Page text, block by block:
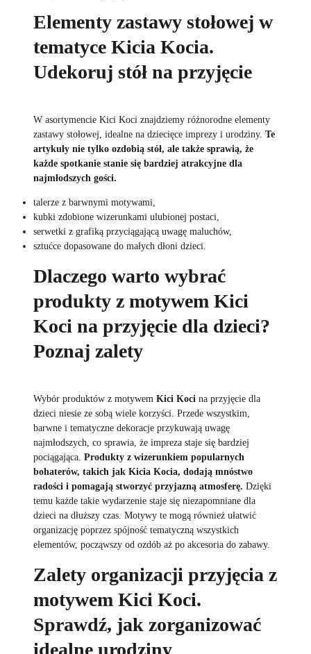
Elementy zastawy stołowej w
tematyce Kicia Kocia.
Udekoruj stół na przyjęcie
W asortymencie Kici Koci znajdziemy różnorodne elementy
zastawy stołowej, idealne na dziecięce imprezy i urodziny. Te
artykuły nie tylko ozdobią stół, ale także sprawią, że
każde spotkanie stanie się bardziej atrakcyjne dla
najmłodszych gości.
talerze z barwnymi motywami,
kubki zdobione wizerunkami ulubionej postaci,
serwetki z grafiką przyciągającą uwagę maluchów,
sztućce dopasowane do małych dłoni dzieci.
Dlaczego warto wybrać
produkty z motywem Kici
Koci na przyjęcie dla dzieci?
Poznaj zalety
Wybór produktów z motywem Kici Koci na przyjęcie dla
dzieci niesie ze sobą wiele korzyści. Przede wszystkim,
barwne i tematyczne dekoracje przykuwają uwagę
najmłodszych, co sprawia, że impreza staje się bardziej
pociągająca. Produkty z wizerunkiem popularnych
bohaterów, takich jak Kicia Kocia, dodają mnóstwo
radości i pomagają stworzyć przyjazną atmosferę. Dzięki
temu każde takie wydarzenie staje się niezapomniane dla
dzieci na dłuższy czas. Motywy te mogą również ułatwić
organizację poprzez spójność tematyczną wszystkich
elementów, począwszy od ozdób aż po akcesoria do zabawy.
Zalety organizacji przyjęcia z
motywem Kici Koci.
Sprawdź, jak zorganizować
idealne urodziny